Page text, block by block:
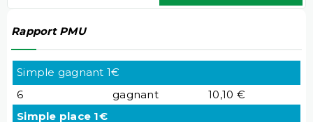
Rapport PMU
Simple gagnant 1€
6
gagnant
10,10 €
Simple place 1€